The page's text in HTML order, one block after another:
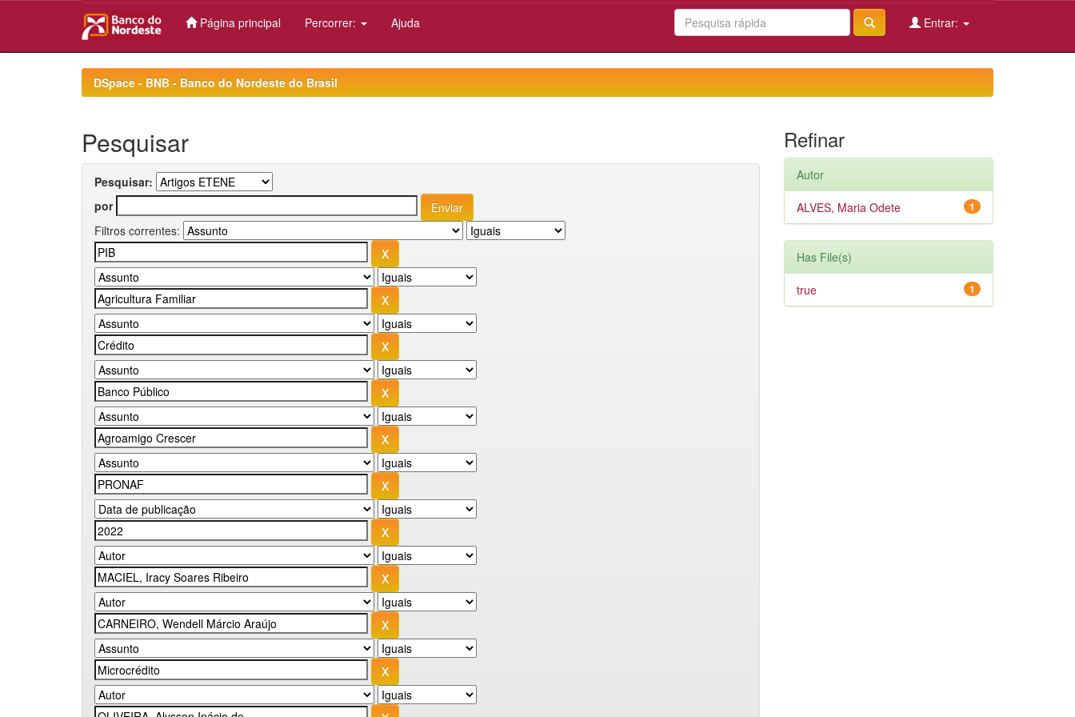
Página principal Percorrer: Ajuda Entrar:
DSpace - BNB - Banco do Nordeste do Brasil
Pesquisar
Pesquisar:
por
Filtros correntes:
Refinar
Autor
1
ALVES, Maria Odete
Has File(s)
1
true